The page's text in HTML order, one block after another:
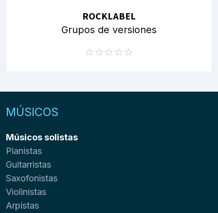
ROCKLABEL
Grupos de versiones
MÚSICOS
Músicos solistas
Pianistas
Guitarristas
Saxofonistas
Violinistas
Arpistas